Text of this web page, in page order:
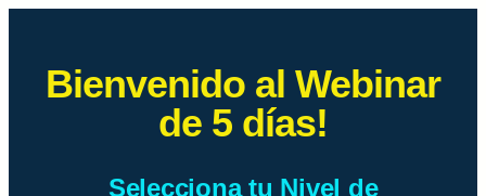
Bienvenido al Webinar
de 5 días!
Selecciona tu Nivel de